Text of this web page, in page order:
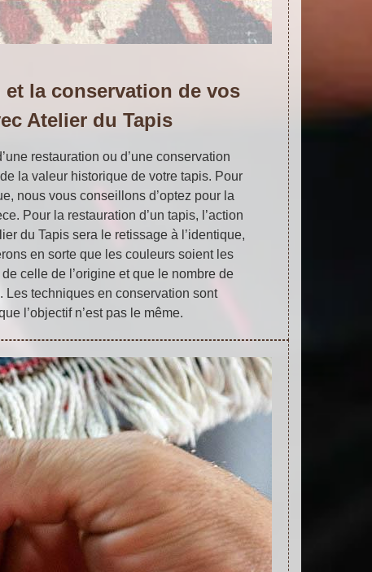
la conservation de vos
Atelier du Tapis
restauration ou d’une conservation
la valeur historique de votre tapis. Pour
nous vous conseillons d’optez pour la
Pour la restauration d’un tapis, l’action
du Tapis sera le retissage à l’identique,
en sorte que les couleurs soient les
celle de l’origine et que le nombre de
techniques en conservation sont
l’objectif n’est pas le même.